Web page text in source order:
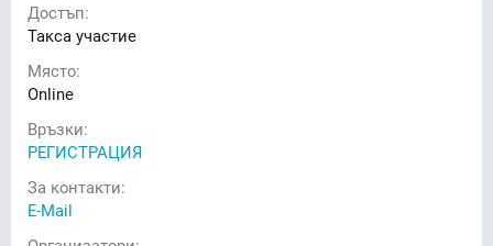
Достъп:
Такса участие
Място:
Online
Връзки:
РЕГИСТРАЦИЯ
За контакти:
E-Mail